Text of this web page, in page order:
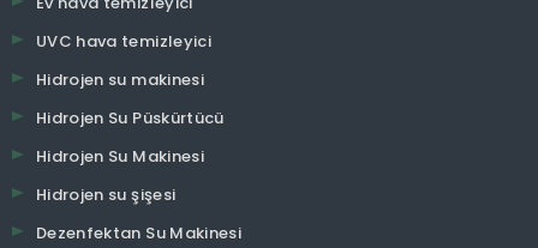
PM1.0 hava temizleyici
PM2.5 hava temizleyici
Araba hava temizleyici
Masaüstü hava temizleyici
Nemlendirici hava temizleyici
Negatif iyon hava temizleyici